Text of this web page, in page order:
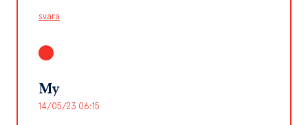
svara
My
14/05/23 06:15